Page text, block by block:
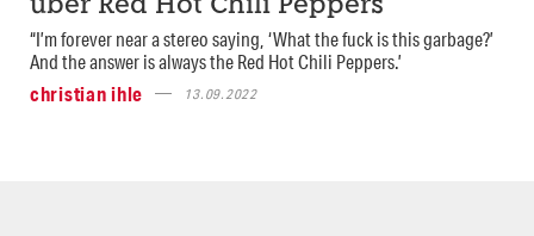
über Red Hot Chili Peppers
“I’m forever near a stereo saying, ‘What the fuck is this garbage?’
And the answer is always the Red Hot Chili Peppers.’
christian ihle
13.09.2022